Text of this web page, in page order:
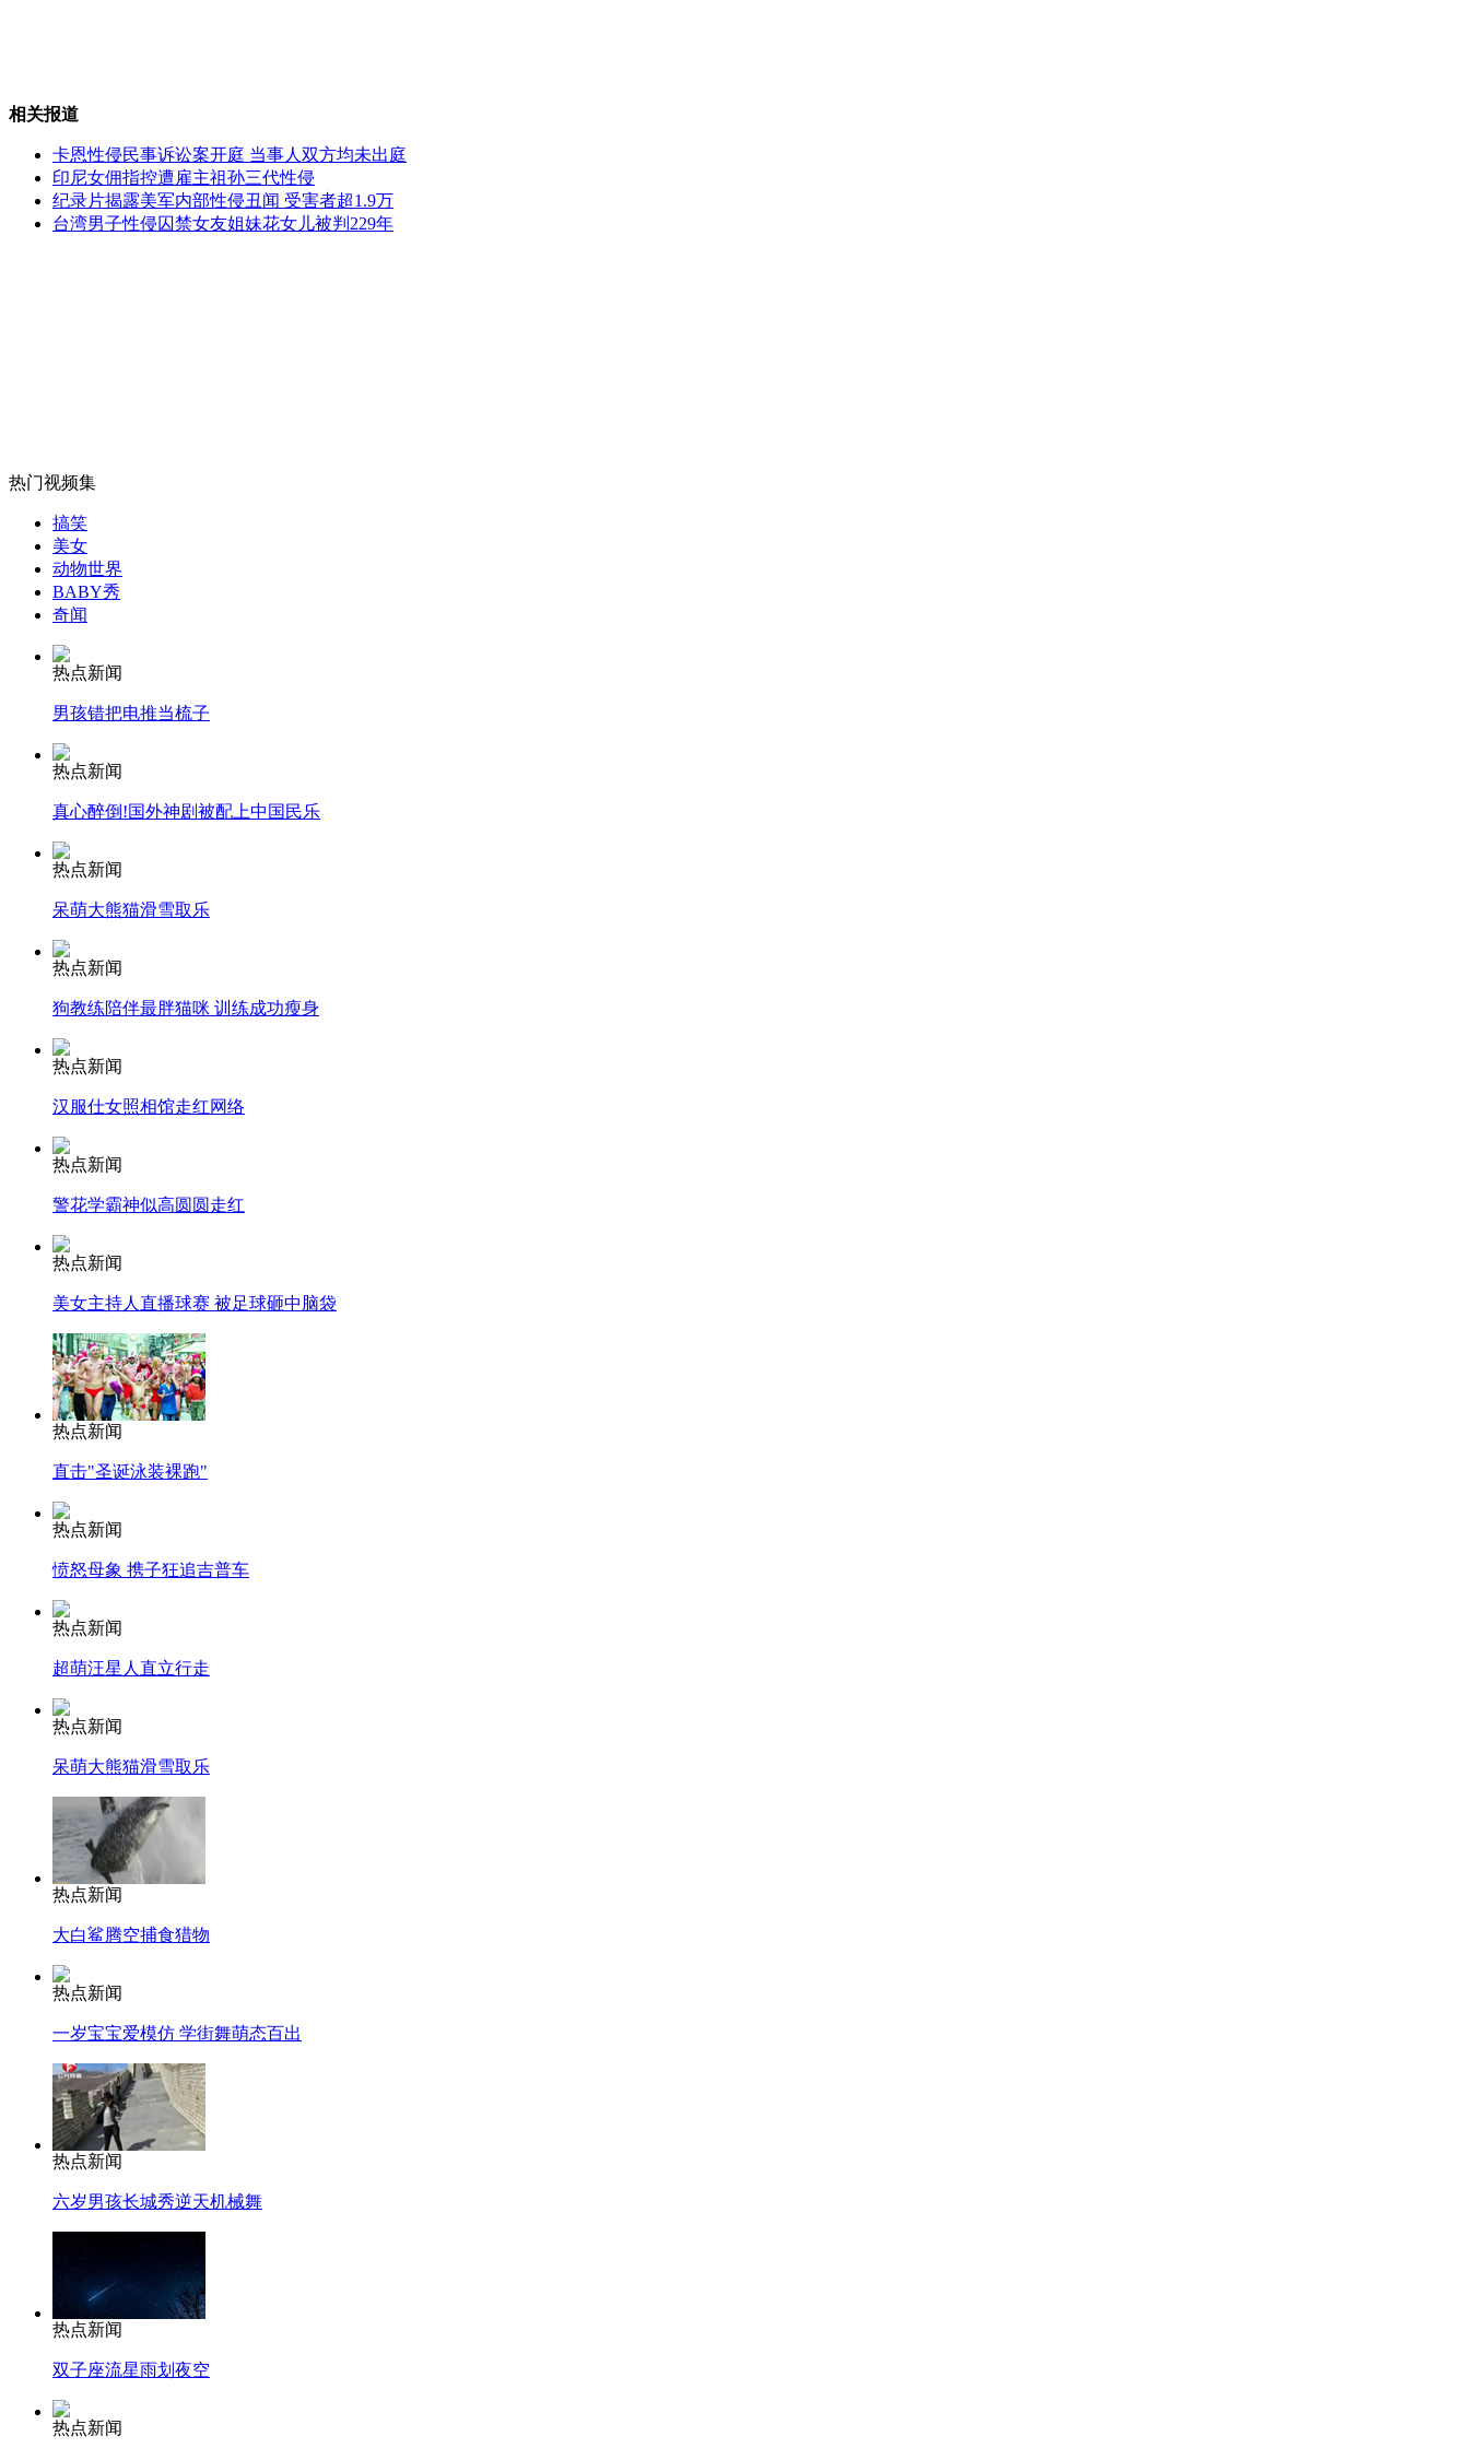
汽车撞墙实验 场面触目惊心
山西运城恶犬咬伤多人 警民合力深夜将其击毙
女孩北京地铁殴打老人 痛下狠手拳打脚踢
无痛分娩是否安全 医生回应
外交部：有关国家言论片面不公正
安徽一实载49人客车翻车
走！跟着总书记去植树
纽约上演“枕头大战”
相关报道
卡恩性侵民事诉讼案开庭 当事人双方均未出庭
印尼女佣指控遭雇主祖孙三代性侵
纪录片揭露美军内部性侵丑闻 受害者超1.9万
台湾男子性侵囚禁女友姐妹花女儿被判229年
热门视频集
搞笑
美女
动物世界
BABY秀
奇闻
热点新闻
男孩错把电推当梳子
热点新闻
真心醉倒!国外神剧被配上中国民乐
热点新闻
呆萌大熊猫滑雪取乐
热点新闻
狗教练陪伴最胖猫咪 训练成功瘦身
热点新闻
汉服仕女照相馆走红网络
热点新闻
警花学霸神似高圆圆走红
热点新闻
美女主持人直播球赛 被足球砸中脑袋
热点新闻
直击"圣诞泳装裸跑"
热点新闻
愤怒母象 携子狂追吉普车
热点新闻
超萌汪星人直立行走
热点新闻
呆萌大熊猫滑雪取乐
热点新闻
大白鲨腾空捕食猎物
热点新闻
一岁宝宝爱模仿 学街舞萌态百出
热点新闻
六岁男孩长城秀逆天机械舞
热点新闻
双子座流星雨划夜空
热点新闻